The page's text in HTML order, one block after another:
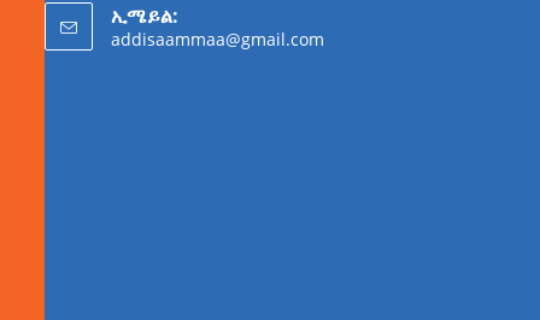
ኢሜይል:
addisaammaa@gmail.com